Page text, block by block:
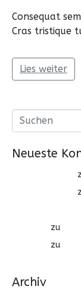
Consequat
Cras tristique
Lies weiter
Neueste
zu
zu
Archiv